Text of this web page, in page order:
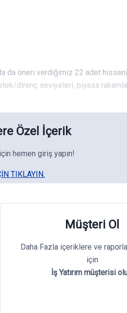
da öneri verdiğimiz 22 adet
direnç seviyeleri, piyasa
Özel İçerik
hemen giriş yapın!
TIKLAYIN.
Müşteri Ol
Daha Fazla içeriklere ve
için
İş Yatırım müşterisi